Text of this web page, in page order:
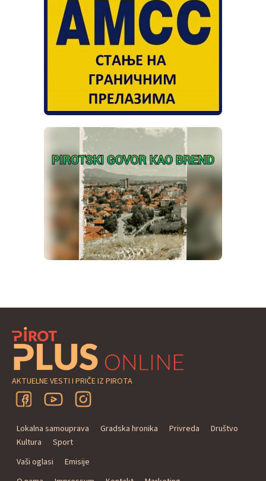
AKTUELNE VESTI I PRIČE IZ PIROTA
Lokalna samouprava Gradska hronika Privreda
Društvo
Kultura
Sport
Vaši oglasi
Emisije